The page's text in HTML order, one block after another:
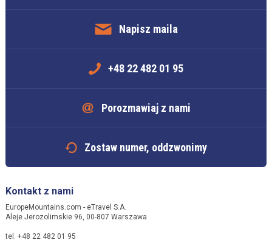
Napisz maila
+48 22 482 01 95
Porozmawiaj z nami
Zostaw numer, oddzwonimy
Kontakt z nami
EuropeMountains.com - eTravel S.A.
Aleje Jerozolimskie 96, 00-807 Warszawa
tel. +48 22 482 01 95